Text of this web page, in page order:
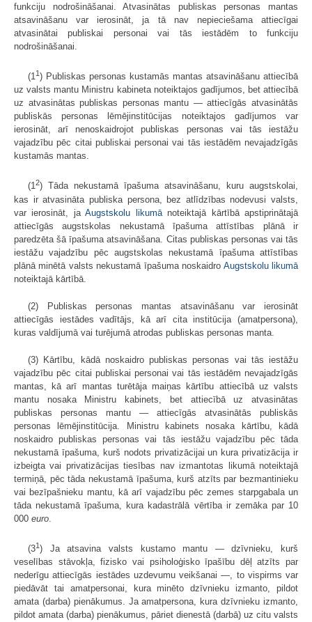
funkciju nodrošināšanai. Atvasinātas publiskas personas mantas
atsavināšanu var ierosināt, ja tā nav nepieciešama attiecīgai
atvasinātai publiskai personai vai tās iestādēm to funkciju
nodrošināšanai.
(11) Publiskas personas kustamās mantas atsavināšanu attiecībā
uz valsts mantu Ministru kabineta noteiktajos gadījumos, bet attiecībā
uz atvasinātas publiskas personas mantu — attiecīgās atvasinātās
publiskās personas lēmējinstitūcijas noteiktajos gadījumos var
ierosināt, arī nenoskaidrojot publiskas personas vai tās iestāžu
vajadzību pēc citai publiskai personai vai tās iestādēm nevajadzīgās
kustamās mantas.
(12) Tāda nekustamā īpašuma atsavināšanu, kuru augstskolai,
kas ir atvasināta publiska persona, bez atlīdzības nodevusi valsts,
var ierosināt, jaAugstskolu likumānoteiktajā kārtībā apstiprinātajā
attiecīgās augstskolas nekustamā īpašuma attīstības plānā ir
paredzēta šā īpašuma atsavināšana. Citas publiskas personas vai tās
iestāžu vajadzību pēc augstskolas nekustamā īpašuma attīstības
plānā minētā valsts nekustamā īpašuma noskaidro Augstskolu likumā
noteiktajā kārtībā.
(2) Publiskas personas mantas atsavināšanu var ierosināt
attiecīgās iestādes vadītājs, kā arī cita institūcija (amatpersona),
kuras valdījumā vai turējumā atrodas publiskas personas manta.
(3) Kārtību, kādā noskaidro publiskas personas vai tās iestāžu
vajadzību pēc citai publiskai personai vai tās iestādēm nevajadzīgās
mantas, kā arī mantas turētāja maiņas kārtību attiecībā uz valsts
mantu nosaka Ministru kabinets, bet attiecībā uz atvasinātas
publiskas personas mantu — attiecīgās atvasinātās publiskās
personas lēmējinstitūcija. Ministru kabinets nosaka kārtību, kādā
noskaidro publiskas personas vai tās iestāžu vajadzību pēc tāda
nekustamā īpašuma, kurš nodots privatizācijai un kura privatizācija ir
izbeigta vai privatizācijas tiesības nav izmantotas likumā noteiktajā
termiņā, pēc tāda nekustamā īpašuma, kurš atzīts par bezmantinieku
vai bezīpašnieku mantu, kā arī vajadzību pēc zemes starpgabala un
tāda nekustamā īpašuma, kura kadastrālā vērtība ir zemāka par 10
000 euro
(31) Ja atsavina valsts kustamo mantu — dzīvnieku, kurš
veselības stāvokļa, fizisko vai psiholoģisko īpašību dēļ atzīts par
nederīgu attiecīgās iestādes uzdevumu veikšanai —, to vispirms var
piedāvāt tai amatpersonai, kura minēto dzīvnieku izmanto, pildot
amata (darba) pienākumus. Ja amatpersona, kura dzīvnieku izmanto,
pildot amata (darba) pienākumus, pāriet dienestā (darbā) uz citu valsts